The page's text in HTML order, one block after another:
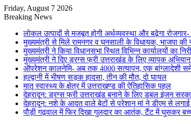
Friday, August 7 2026
Breaking News
लोकल उत्पादों से मजबूत होगी अर्थव्यवस्था और बढ़ेगा रोजगार-
मुख्यमंत्री से मिले रामनगर व घनसाली के विधायक, भाजपा की
मुख्यमंत्री ने किया विधानसभा स्थित विभिन्न कार्यालयों का
मुख्यमंत्री ने दिए ड्रग्स फ्री उत्तराखंड के लिए व्यापक
ऑपरेशन कालनेमि- अब तक 4000 सत्यापन, एक बांग्लादेशी
हल्द्वानी में भीषण सड़क हादसा, तीन की मौत, दो घायल
मातृ स्वास्थ्य के क्षेत्र में उत्तराखण्ड की ऐतिहासिक पहल
देहरादून: ड्रग्स फ्री उत्तराखंड बनाने के लिए डबल इंजन
देहरादून: नशे के आदत वाले बेटों से परेशान मां ने डीएम से
पौड़ी गढ़वाल में फिर दिखा गुलदार का आतंक, टैंट में घुसकर